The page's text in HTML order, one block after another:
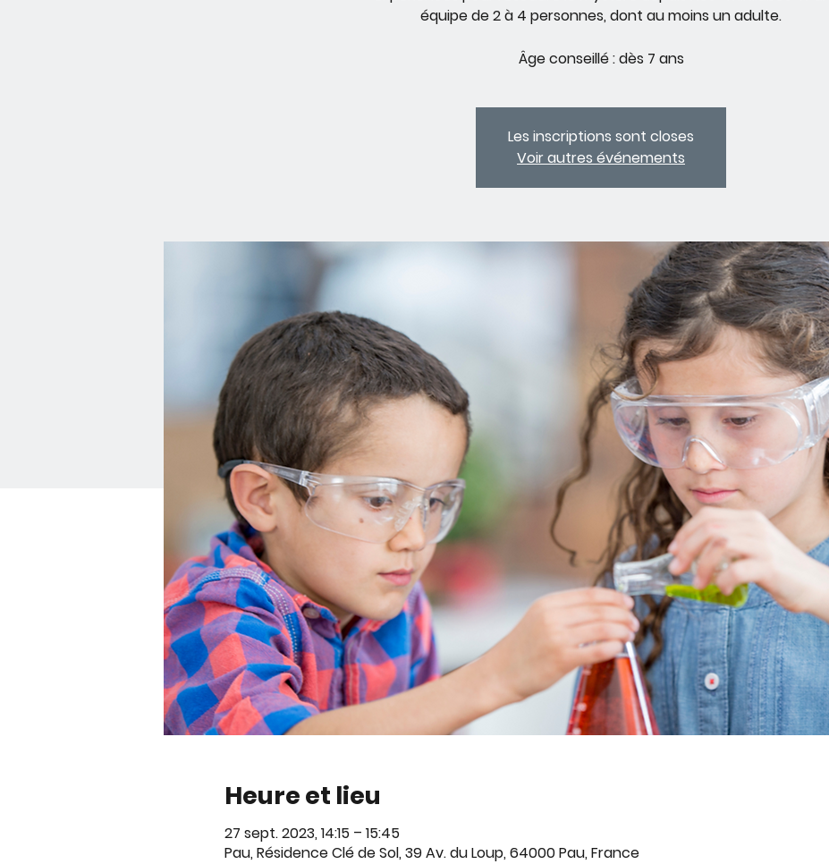
équipe de 2 à 4 personnes, dont au moins un adulte.
Âge conseillé : dès 7 ans
Les inscriptions sont closes
Voir autres événements
Heure et lieu
27 sept. 2023, 14:15 – 15:45
Pau, Résidence Clé de Sol, 39 Av. du Loup, 64000 Pau, France